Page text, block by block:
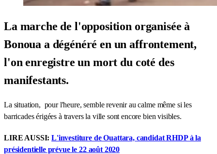
La marche de l'opposition organisée à
Bonoua a dégénéré en un affrontement,
l'on enregistre un mort du coté des
manifestants.
La situation, pour l'heure, semble revenir au calme même si les
barricades érigées à travers la ville sont encore bien visibles.
LIRE AUSSI:L'investiture de Ouattara, candidat RHDP à la
présidentielle prévue le 22 août 2020